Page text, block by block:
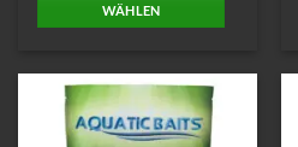
WÄHLEN
weist
mehrere
Varianten